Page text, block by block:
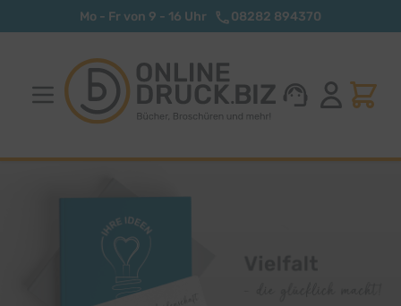
Zum Inhalt springenMo - Fr von 9 - 16 Uhr 08282 894370